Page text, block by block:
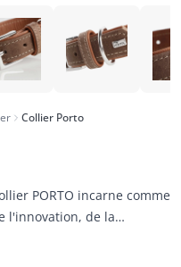
Collier Porto
PORTO incarne comme
l'innovation, de la